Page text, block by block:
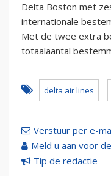
Delta Boston met
internationale
Met de twee extra
totaalaantal
delta air lines
Verstuur per e-
Meld u aan voor
Tip de redactie